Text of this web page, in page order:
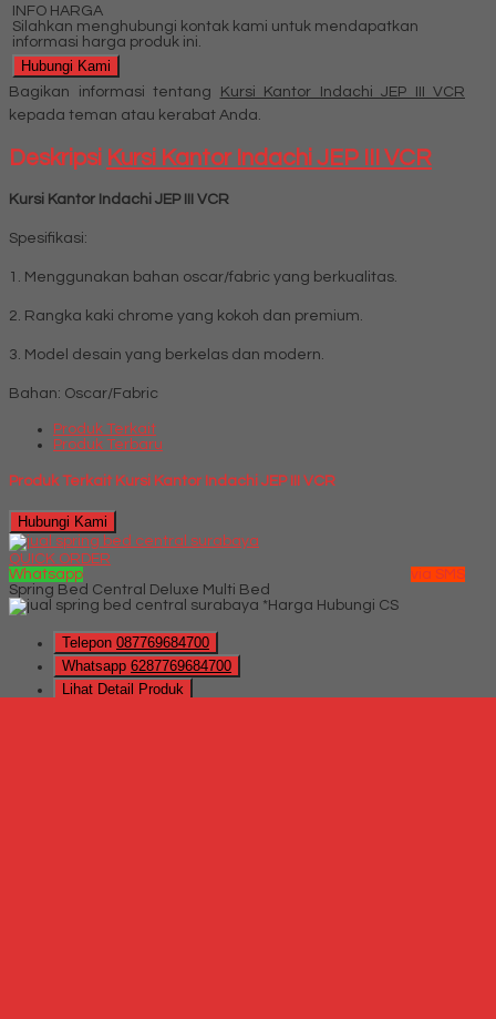
INFO HARGA
Silahkan menghubungi kontak kami untuk mendapatkan
informasi harga produk ini.
Hubungi Kami
Bagikan informasi tentang
Kursi Kantor Indachi JEP III VCR
kepada teman atau kerabat Anda.
Deskripsi Kursi Kantor Indachi JEP III VCR
Kursi Kantor Indachi JEP III VCR
Spesifikasi:
1. Menggunakan bahan oscar/fabric yang berkualitas.
2. Rangka kaki chrome yang kokoh dan premium.
3. Model desain yang berkelas dan modern.
Bahan: Oscar/Fabric
Produk Terkait
Produk Terbaru
Produk Terkait Kursi Kantor Indachi JEP III VCR
Hubungi Kami
QUICK ORDER
Whatsapp
via SMS
Spring Bed Central Deluxe Multi Bed
*Harga Hubungi CS
Telepon 087769684700
Whatsapp 6287769684700
Lihat Detail Produk